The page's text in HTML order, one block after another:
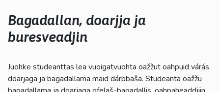
ja
pyyhkäisyliikkeitä.
Bagadallan, doarjja ja
buresveadjin
Juohke studeanttas lea vuoigatvuohta oažžut oahpuid várás
doarjaga ja bagadallama maid dárbbaša. Studeanta oažžu